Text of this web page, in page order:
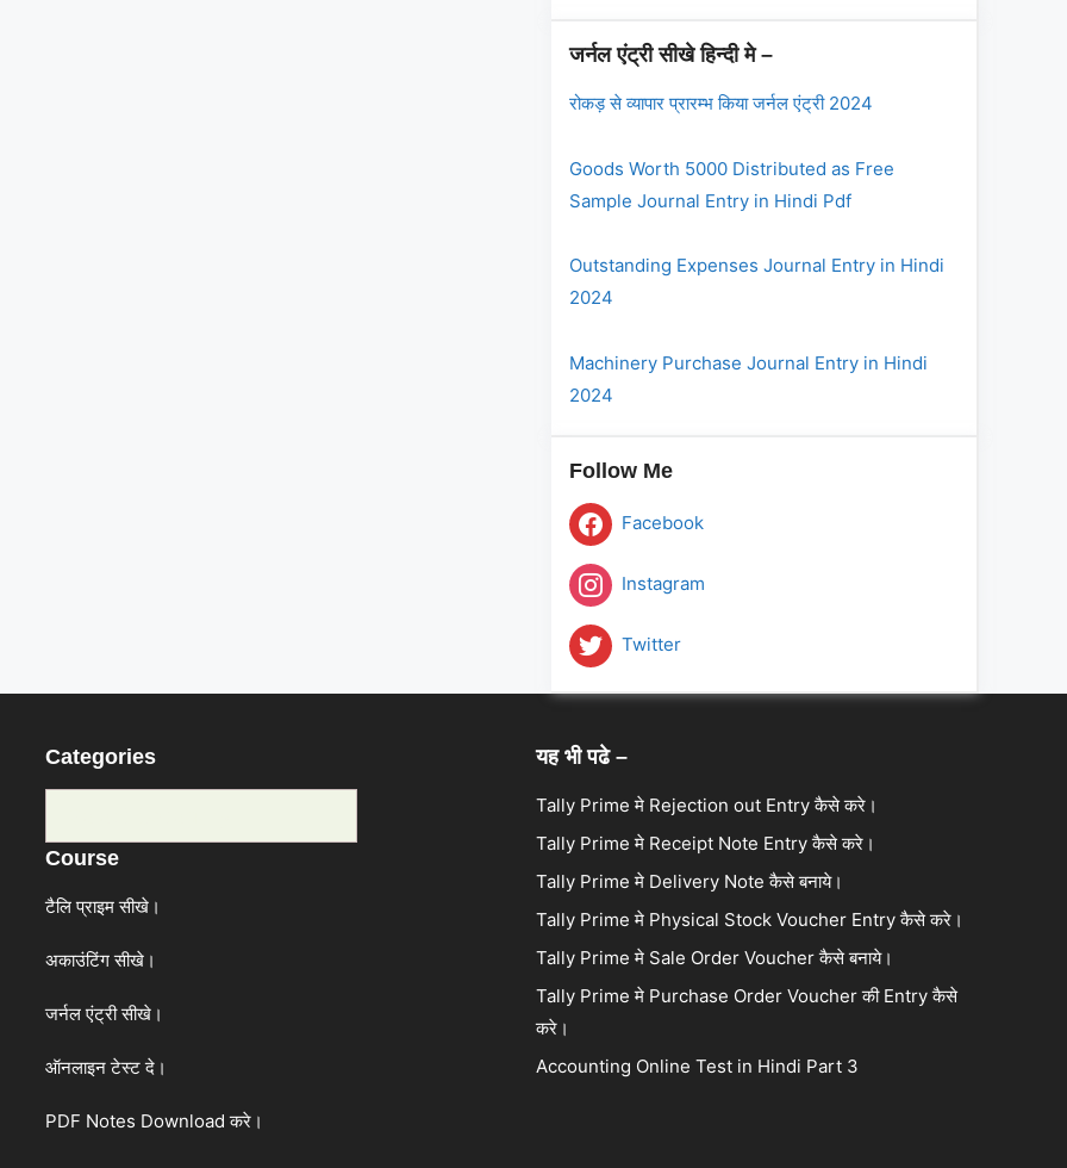
जर्नल एंट्री सीखे हिन्दी मे –
रोकड़ से व्यापार प्रारम्भ किया जर्नल एंट्री 2024
Goods Worth 5000 Distributed as Free
Sample Journal Entry in Hindi Pdf
Outstanding Expenses Journal Entry in Hindi
2024
Machinery Purchase Journal Entry in Hindi
2024
Follow Me
Facebook
Instagram
Twitter
Categories
Course
टैलि प्राइम सीखे।
अकाउंटिंग सीखे।
जर्नल एंट्री सीखे।
ऑनलाइन टेस्ट दे।
PDF Notes Download करे।
यह भी पढे –
Tally Prime मे Rejection out Entry कैसे करे।
Tally Prime मे Receipt Note Entry कैसे करे।
Tally Prime मे Delivery Note कैसे बनाये।
Tally Prime मे Physical Stock Voucher Entry कैसे करे।
Tally Prime मे Sale Order Voucher कैसे बनाये।
Tally Prime मे Purchase Order Voucher की Entry कैसे
करे।
Accounting Online Test in Hindi Part 3